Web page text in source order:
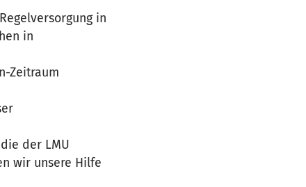
in
in
Zeitraum
der LMU
wir unsere Hilfe